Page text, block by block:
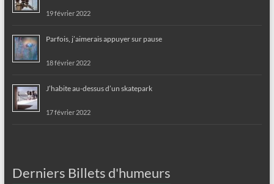
19 février 2022
Parfois, j’aimerais appuyer sur pause
18 février 2022
J’habite au-dessus d’un skatepark
17 février 2022
Derniers Billets d'humeurs